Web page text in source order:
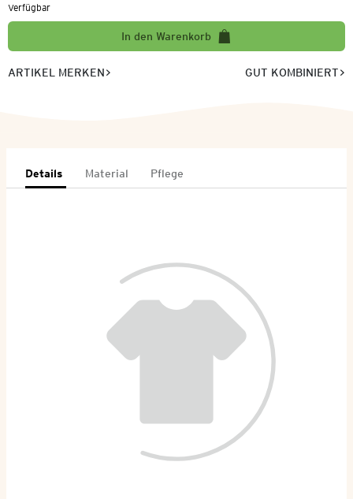
Verfügbar
In den Warenkorb
ARTIKEL MERKEN GUT KOMBINIERT
Details Material Pflege